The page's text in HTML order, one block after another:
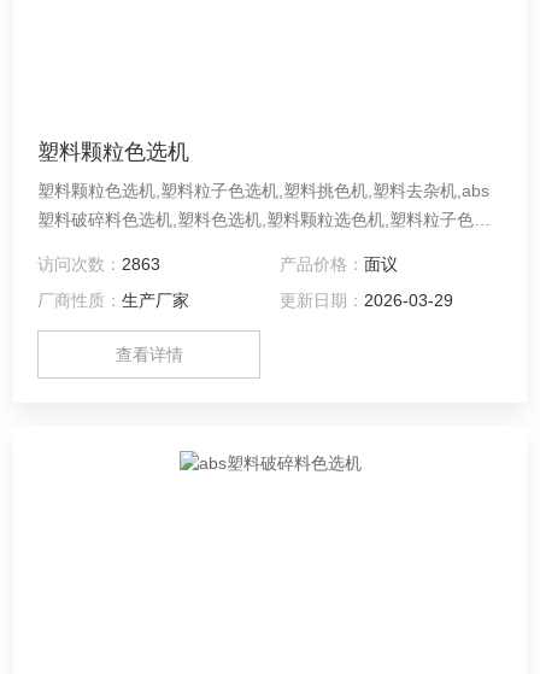
塑料颗粒色选机
塑料颗粒色选机,塑料粒子色选机,塑料挑色机,塑料去杂机,abs
塑料破碎料色选机,塑料色选机,塑料颗粒选色机,塑料粒子色选
机,ps塑料板材破碎料色选机,聚苯乙烯色选机,塑料瓶片色选机,
塑料片分色机
访问次数： 2863 产品价格： 面议
厂商性质：生产厂家 更新日期： 2026-03-29
查看详情